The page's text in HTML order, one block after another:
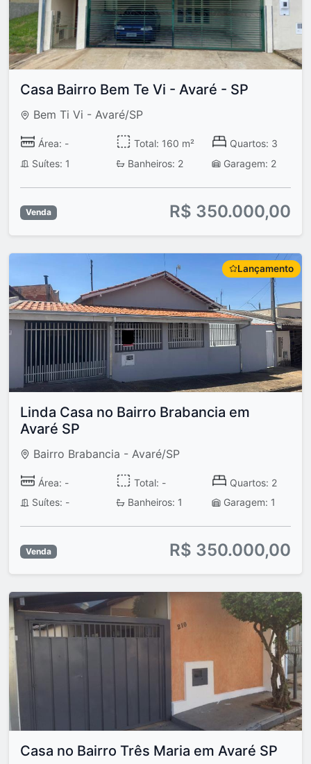
Casa Bairro Bem Te Vi - Avaré - SP
Bem Ti Vi - Avaré/SP
Área: - Total: 160 m²
Quartos: 3
Suítes: 1
Banheiros: 2 Garagem: 2
Venda R$ 350.000,00
Lançamento
Linda Casa no Bairro Brabancia em
Avaré SP
Bairro Brabancia - Avaré/SP
Área: - Total: -
Quartos: 2
Suítes: -
Banheiros: 1 Garagem: 1
Venda R$ 350.000,00
Casa no Bairro Três Maria em Avaré SP